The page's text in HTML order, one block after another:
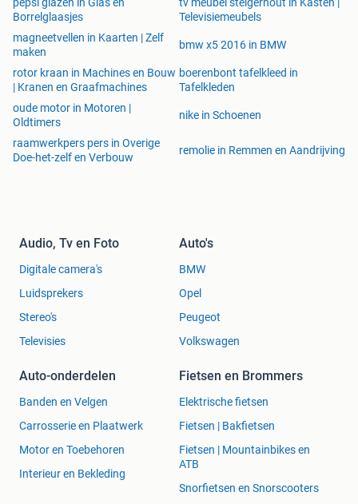
pepsi glazen in Glas en
Borrelglaasjes
tv meubel steigerhout in Kasten |
Televisiemeubels
magneetvellen in Kaarten | Zelf
maken
bmw x5 2016 in BMW
rotor kraan in Machines en Bouw
| Kranen en Graafmachines
boerenbont tafelkleed in
Tafelkleden
oude motor in Motoren |
Oldtimers
nike in Schoenen
raamwerkpers pers in Overige
Doe-het-zelf en Verbouw
remolie in Remmen en Aandrijving
Audio, Tv en Foto
Digitale camera's
Luidsprekers
Stereo's
Televisies
Auto's
BMW
Opel
Peugeot
Volkswagen
Auto-onderdelen
Banden en Velgen
Carrosserie en Plaatwerk
Motor en Toebehoren
Interieur en Bekleding
Fietsen en Brommers
Elektrische fietsen
Fietsen | Bakfietsen
Fietsen | Mountainbikes en
ATB
Snorfietsen en Snorscooters